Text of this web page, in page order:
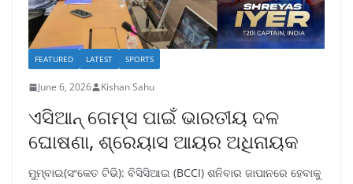
FEATURED LATEST SPORTS
June 6, 2026 Kishan Sahu
ଏସିଆନ୍ ଗେମ୍ସ ପାଇଁ ଭାରତୀୟ ଦଳ
ଘୋଷଣା, ଶ୍ରେୟାସ ଆୟର ଅଧିନାୟକ
ମୁମ୍ବାଇ(ସଂକେତ ଟିଭି): ବିସିସିଆଇ (BCCI) ଶନିବାର ଜାପାନରେ ହେବାକୁ